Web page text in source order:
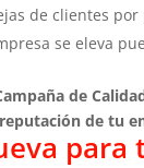
de clientes
se eleva
de
de tu
para